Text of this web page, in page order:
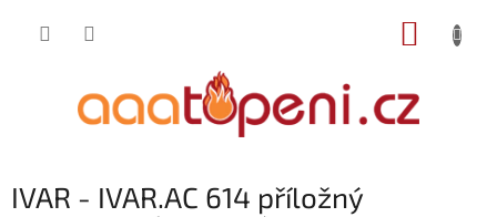
IVAR - IVAR.AC 614 příložný